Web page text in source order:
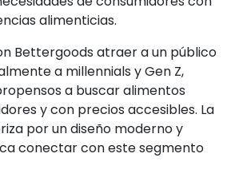
alimenticias.
Bettergoods atraer a un público
a millennials y Gen Z,
a buscar alimentos
y con precios accesibles. La
por un diseño moderno y
conectar con este segmento